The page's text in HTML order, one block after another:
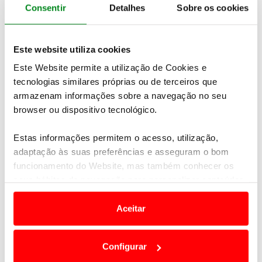
Consentir Detalhes Sobre os cookies
Este website utiliza cookies
Este Website permite a utilização de Cookies e
tecnologias similares próprias ou de terceiros que
armazenam informações sobre a navegação no seu
browser ou dispositivo tecnológico.
Estas informações permitem o acesso, utilização,
adaptação às suas preferências e asseguram o bom
funcionamento do Website, mas também conhecer os
e anúncios de modo a promover produtos e/ou serviços.
Em alguns casos, a utilização destas tecnologias
termos e a todo o tempo as suas preferências e limitando
Aceitar
Configurar
Temos mais viagens e experiências à sua espera.Contacte-
nos
Veja também
Réveillon | Montreal e Quebec
9 dias | desde 2.681€ por pessoa